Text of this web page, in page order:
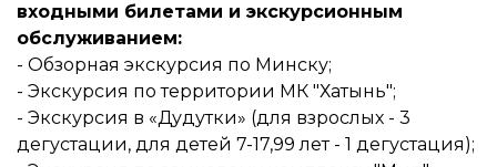
входными билетами и экскурсионным
обслуживанием:
- Обзорная экскурсия по Минску;
- Экскурсия по территории МК "Хатынь";
- Экскурсия в «Дудутки» (для взрослых - 3
дегустации, для детей 7-17,99 лет - 1 дегустация);